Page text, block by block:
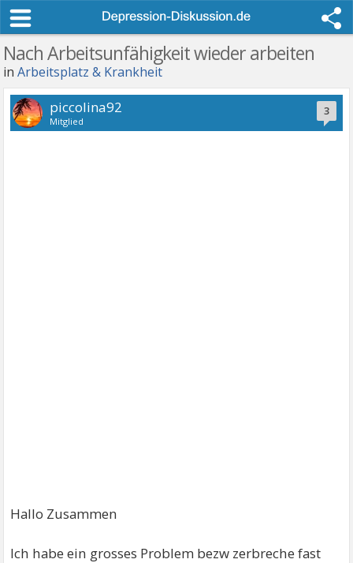
Nach Arbeitsunfähigkeit wieder arbeiten
inArbeitsplatz & Krankheit
3
piccolina92
Mitglied
Hallo Zusammen
Ich habe ein grosses Problem bezw zerbreche fast